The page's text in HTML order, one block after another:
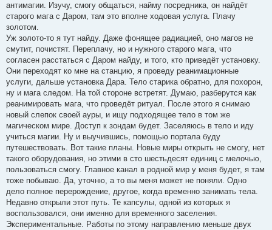
антимагии. Изучу, смогу общаться, найму посредника, он найдёт
старого мага с Даром, там это вполне ходовая услуга. Плачу
золотом.
Уж золото-то я тут найду. Даже фонящее радиацией, оно магов не
смутит, почистят. Переплачу, но и нужного старого мага, что
согласен расстаться с Даром найду, и того, кто приведёт установку.
Они переходят ко мне на станцию, я проведу реанимационные
услуги, дальше установка Дара. Тело старика обратно, для похорон,
ну и мага следом. На той стороне встретят. Думаю, разберутся как
реанимировать мага, что проведёт ритуал. После этого я снимаю
новый слепок своей ауры, и ищу подходящее тело в том же
магическом мире. Доступ к зондам будет. Заселяюсь в тело и иду
учиться магии. Ну и выучившись, помощью портала буду
путешествовать. Вот такие планы. Новые миры открыть не смогу, нет
такого оборудования, но этими в сто шестьдесят единиц с мелочью,
пользоваться смогу. Главное канал в родной мир у меня будет, я там
тоже побываю. Да, уточню, а то вы меня может не поняли. Одно
дело полное перерождение, другое, когда временно занимать тела.
Недавно открыли этот путь. Те капсулы, одной из которых я
воспользовался, они именно для временного заселения.
Экспериментальные. Работы по этому направлению меньше двух